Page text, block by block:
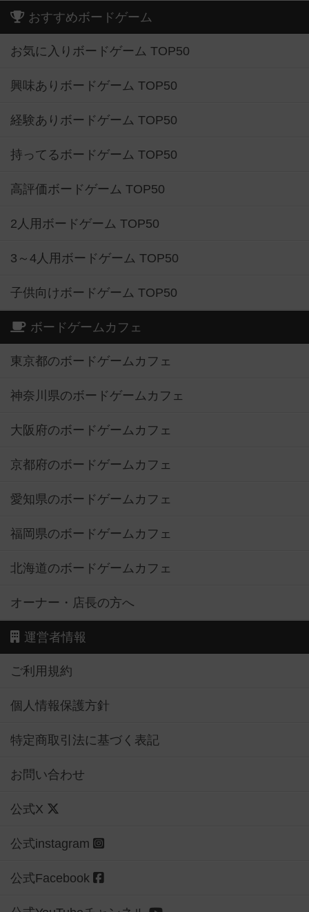
おすすめボードゲーム
お気に入りボードゲーム TOP50
興味ありボードゲーム TOP50
経験ありボードゲーム TOP50
持ってるボードゲーム TOP50
高評価ボードゲーム TOP50
2人用ボードゲーム TOP50
3～4人用ボードゲーム TOP50
子供向けボードゲーム TOP50
ボードゲームカフェ
東京都のボードゲームカフェ
神奈川県のボードゲームカフェ
大阪府のボードゲームカフェ
京都府のボードゲームカフェ
愛知県のボードゲームカフェ
福岡県のボードゲームカフェ
北海道のボードゲームカフェ
オーナー・店長の方へ
運営者情報
ご利用規約
個人情報保護方針
特定商取引法に基づく表記
お問い合わせ
公式X
公式instagram
公式Facebook